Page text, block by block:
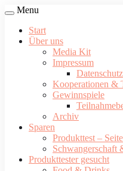
Menu
Start
Über uns
Media Kit
Impressum
Datenschutz
Kooperationen &
Gewinnspiele
Archiv
Sparen
Produkttest –
Schwangerschaft
Produkttester gesucht